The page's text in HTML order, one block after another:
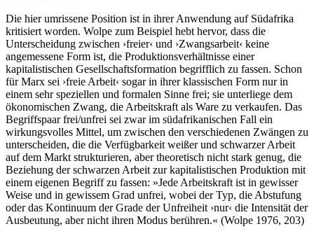
Die hier umrissene Position ist in ihrer Anwendung auf Südafrika
kritisiert worden. Wolpe zum Beispiel hebt hervor, dass die
Unterscheidung zwischen ›freier‹ und ›Zwangsarbeit‹ keine
angemessene Form ist, die Produktionsverhältnisse einer
kapitalistischen Gesellschaftsformation begrifflich zu fassen. Schon
für Marx sei ›freie Arbeit‹ sogar in ihrer klassischen Form nur in
einem sehr speziellen und formalen Sinne frei; sie unterliege dem
ökonomischen Zwang, die Arbeitskraft als Ware zu verkaufen. Das
Begriffspaar frei/unfrei sei zwar im südafrikanischen Fall ein
wirkungsvolles Mittel, um zwischen den verschiedenen Zwängen zu
unterscheiden, die die Verfügbarkeit weißer und schwarzer Arbeit
auf dem Markt strukturieren, aber theoretisch nicht stark genug, die
Beziehung der schwarzen Arbeit zur kapitalistischen Produktion mit
einem eigenen Begriff zu fassen: »Jede Arbeitskraft ist in gewisser
Weise und in gewissem Grad unfrei, wobei der Typ, die Abstufung
oder das Kontinuum der Grade der Unfreiheit ›nur‹ die Intensität der
Ausbeutung, aber nicht ihren Modus berühren.« (Wolpe 1976, 203)